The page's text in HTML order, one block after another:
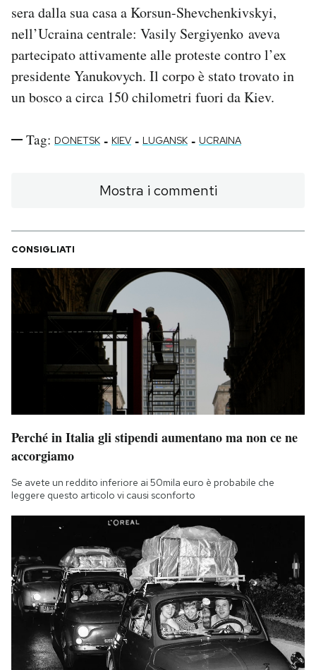
sera dalla sua casa a Korsun-Shevchenkivskyi,
nell’Ucraina centrale: Vasily Sergiyenko aveva
partecipato attivamente alle proteste contro l’ex
presidente Yanukovych. Il corpo è stato trovato in
un bosco a circa 150 chilometri fuori da Kiev.
Tag: DONETSK - KIEV - LUGANSK - UCRAINA
Mostra i commenti
CONSIGLIATI
Perché in Italia gli stipendi aumentano ma non ce ne
accorgiamo
Se avete un reddito inferiore ai 50mila euro è probabile che
leggere questo articolo vi causi sconforto